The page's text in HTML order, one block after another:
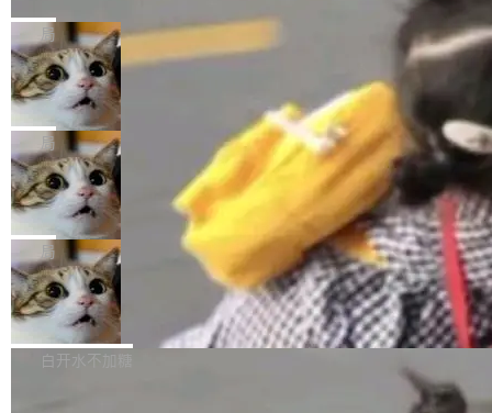
“启蒙老师”。 而今年，恰好是雷霄骅离世十周
年。FFmpeg 社区最终选择用一个大版本的名
字，留下了这份纪念。 雷霄骅曾是中国传媒大学
数字电视技术方向的博士生，长期从事视频、音
频技...
编写程序，目标是完成电商平台作者信息与商品
列表的数据匹配 —— 一项常规的数据处理任
务，最终却产生了 180 万美元的账单，实际支出
超出原定预算 860%。 更令人意外的是，该项目
最终并未成功落地，而高额算力消耗持续运行长
达 5 个月，公司直到财务对账时才察觉异常。这
意味着一个无人看管的 AI 程序，在近半年时间
里日夜不停地"烧钱"。 复盘显示，...
e CEO Clément Delangue 在 CNBC 的采访里
没有拐弯抹角。他说中国正在赢得 AI 竞赛，而
且按目前的速度，中国 AI 工具预计在今年底或
2027 年就能追上美国前沿实验室的水平。 Dela
ngue 把原因归结为一件事：开放协作。中国的
AI 开发者在一个共享和协作的生态里加速迭代，
而美国模型厂商在"闭门造车"。他的原话是 "buil
ding in silos"——各自为战，互不通气。 这个判
断从他嘴里说出来分量不同。Hugging Face 是
全球最大的开源 AI 平台，上面跑着上百万个模
型。谁在开源赛道上领先，...
局
当 AI agent 把源码变成了最好的扩展系
统，开发者工具必须开源
五年前，David Crawshaw 问过很多软件工程师
一个问题：你写过什么给自己用的程序？答案几
乎都是没有。工程师们整天用别人写的程序写程
序给别人用。偶尔有人自己写个博客系统、智能
家居控制、家庭实验室，都算稀奇事。 Crawsh
aw 是 Shelley 的作者，一个开源 AI coding age
nt。他最近在博客上写了一篇文章，核心论点很
简单：开发者工具必须开源。 理由不是传统的自
由软件情怀，而是一个跟 AI agent 直接相关的
技术判断。 两行 prompt 就能个性化任何软件 C
局
DeepSeek Harness 宣布内测邀请，全
网最大规模开源 Agent 路演现场诞生
一条内测招募帖，发出去的时候大概没人想到它
会变成一场开源 Agent 生态的路演。 8月1日，
DeepSeek Harness 团队负责人崔添翼（tiany
i）在 X 上发帖： 「如果你是 Agent Harness 相
关开源项目的开发者，希望参加 DeepSeek Har
ness 的内测，可以回复或私信联系我。请附上
局
商汤 SenseNova U1.5-Lite-Preview
开源
商汤科技宣布面向社区开源轻量级统一多模态模
型的预览版本 SenseNova U1.5-Lite-Preview。
白开水不加糖